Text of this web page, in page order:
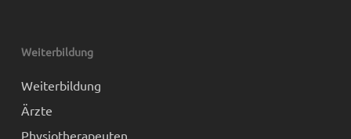
Weiterbildung
Weiterbildung
Ärzte
Physiotherapeuten